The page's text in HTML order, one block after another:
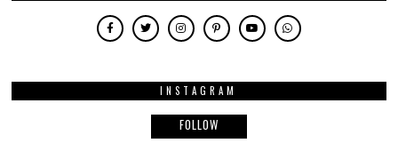
INSTAGRAM
FOLLOW